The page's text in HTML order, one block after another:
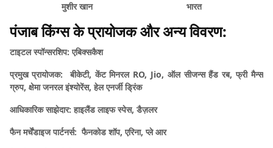
मुशीर खान भारत
पंजाब किंग्स के प्रायोजक और अन्य विवरण:
टाइटल स्पॉन्सरशिप: एबिक्सकैश
प्रमुख प्रायोजक: बीकेटी, केंट मिनरल RO, Jio, ऑल सीजन्स हैंड रब, फ्री मैन्स
ग्रुप, क्षेमा जनरल इंश्योरेंस, हेल एनर्जी ड्रिंक
आधिकारिक साझेदार:हाइलैंड लाइफ स्पेस, डैज़लर
फैन मर्चेंडाइज पार्टनर्स: फैनकोड शॉप, एरिना, प्ले आर